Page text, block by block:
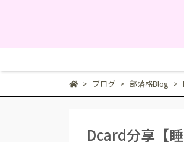
ブログ 部落格Blog
Dcard分享【